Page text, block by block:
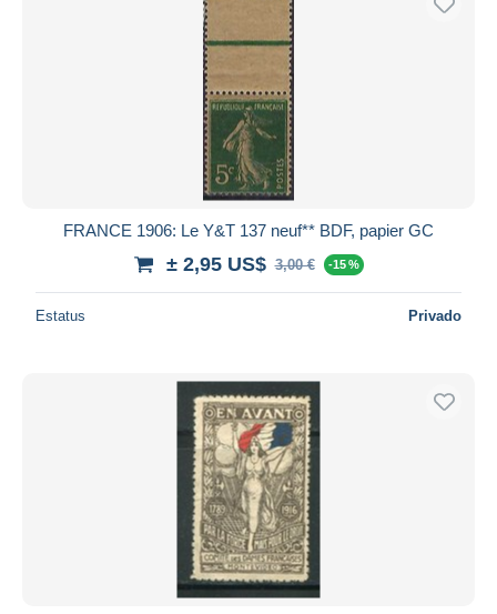
FRANCE 1906: Le Y&T 137 neuf** BDF, papier GC
± 2,95 US$ 3,00 € -15 %
Estatus Privado